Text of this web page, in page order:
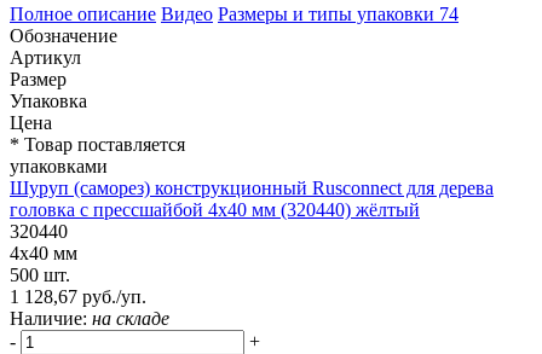
Полное описание Видео Размеры и типы упаковки 74
Обозначение
Артикул
Размер
Упаковка
Цена
* Товар поставляется
упаковками
Шуруп (саморез) конструкционный Rusconnect для дерева
головка с прессшайбой 4х40 мм (320440) жёлтый
320440
4х40 мм
500 шт.
1 128,67 руб./уп.
Наличие: на складе
-
+